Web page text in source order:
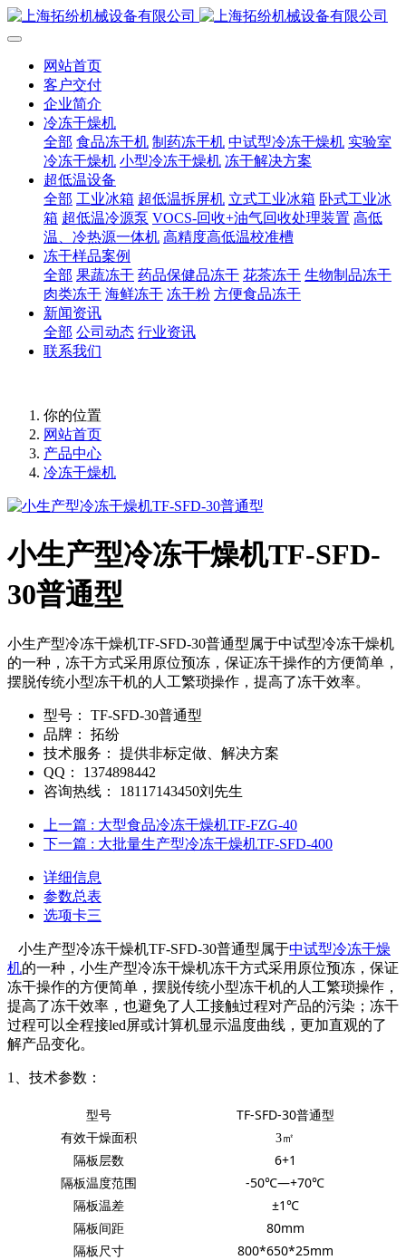
网站首页
客户交付
企业简介
冷冻干燥机
全部 食品冻干机 制药冻干机 中试型冷冻干燥机 实验室
冷冻干燥机 小型冷冻干燥机 冻干解决方案
超低温设备
全部 工业冰箱 超低温拆屏机 立式工业冰箱 卧式工业冰
箱 超低温冷源泵 VOCS-回收+油气回收处理装置 高低
温、冷热源一体机 高精度高低温校准槽
冻干样品案例
全部 果蔬冻干 药品保健品冻干 花茶冻干 生物制品冻干
肉类冻干 海鲜冻干 冻干粉 方便食品冻干
新闻资讯
全部 公司动态 行业资讯
联系我们
你的位置
网站首页
产品中心
冷冻干燥机
小生产型冷冻干燥机TF-SFD-
30普通型
小生产型冷冻干燥机TF-SFD-30普通型属于中试型冷冻干燥机
的一种，冻干方式采用原位预冻，保证冻干操作的方便简单，
摆脱传统小型冻干机的人工繁琐操作，提高了冻干效率。
型号：
TF-SFD-30普通型
品牌：
拓纷
技术服务：
提供非标定做、解决方案
QQ：
1374898442
咨询热线：
18117143450刘先生
上一篇 : 大型食品冷冻干燥机TF-FZG-40
下一篇 : 大批量生产型冷冻干燥机TF-SFD-400
详细信息
参数总表
选项卡三
小生产型冷冻干燥机TF-SFD-30普通型属于中试型冷冻干燥
机的一种，小生产型冷冻干燥机冻干方式采用原位预冻，保证
冻干操作的方便简单，摆脱传统小型冻干机的人工繁琐操作，
提高了冻干效率，也避免了人工接触过程对产品的污染；冻干
过程可以全程接led屏或计算机显示温度曲线，更加直观的了
解产品变化。
1、技术参数：
型号
TF-SFD-30普通型
有效干燥面积
3㎡
隔板层数
6+1
隔板温度范围
-50℃—+70℃
隔板温差
±1℃
隔板间距
80mm
隔板尺寸
800*650*25mm